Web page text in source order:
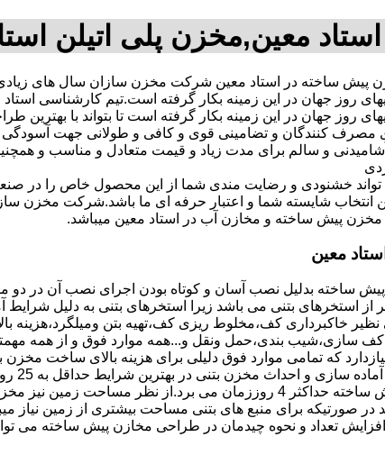
معین,مخزن پلی اتیلن
پیش ساخته در استاد معین شرکت مخزن سازان سال های
روز جهان در این زمینه بکار گرفته است.تیم
روز جهان در این زمینه بکار گرفته است تا بتواند با
کنندگان و تضامینی قوی و کافی و طولانی جهت آسودگی
و سالم برای مدت زیاد و قیمت متعادل و مناسب و
تواند خشنودی و رضایت مندی شما از این محصول خاص را در
انتخاب شایسته شما و اعتبار حرفه ای ما باشد.شرکت مخزن
پیش ساخته و مخازن آب در استاد معین میباشد.
معین
ساخته بدلیل نصب آسان و کوتاه بودن اجرای نصب آن در دو
استخرهای بتنی می باشد زیرا استخرهای بتنی به دلیل شرایط
خاکبرداری کف،مخلوط ریزی کف،تهیه بتن ومیلگرد،هزینه
سازی،شیب بندی،حمل ونقل و...همه موارد فوق و از همه
که تمامی موارد فوق دلیلی برای هزینه بالای ساخت مخزن
علاوه بر هزینه
دارد درصورتیکه اجرای کامل مخزن پیش ساخته حداکثر 4 روززمان می برد.از نظر
در صورتیکه برای منبع های بتنی مساحت بیشتری از زمین نیاز
تعداد و نحوه چیدمان در طراحی مخازن پیش ساخته می